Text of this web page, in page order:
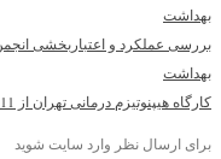
بهداشت
بررسی عملکرد و اعتباربخشی
بهداشت
کارگاه هیپنوتیزم درمانی تهران از 11 تیر ماه 1405
برای ارسال نظر وارد سایت شوید